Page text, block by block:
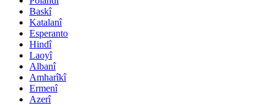
Baskî
Katalanî
Esperanto
Hindî
Laoyî
Albanî
Amharîkî
Ermenî
Azerî